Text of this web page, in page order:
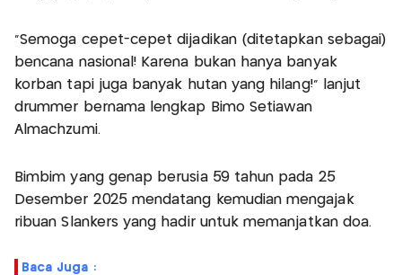
“Semoga cepet-cepet dijadikan (ditetapkan sebagai)
bencana nasional! Karena bukan hanya banyak
korban tapi juga banyak hutan yang hilang!” lanjut
drummer bernama lengkap Bimo Setiawan
Almachzumi.
Bimbim yang genap berusia 59 tahun pada 25
Desember 2025 mendatang kemudian mengajak
ribuan Slankers yang hadir untuk memanjatkan doa.
Baca Juga :